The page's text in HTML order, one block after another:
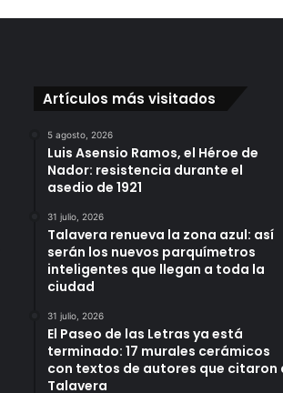
Artículos más visitados
5 agosto, 2026
Luis Asensio Ramos, el Héroe de
Nador: resistencia durante el
asedio de 1921
31 julio, 2026
Talavera renueva la zona azul: así
serán los nuevos parquímetros
inteligentes que llegan a toda la
ciudad
31 julio, 2026
El Paseo de las Letras ya está
terminado: 17 murales cerámicos
con textos de autores que citaron
Talavera